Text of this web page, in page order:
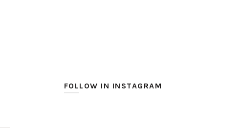
FOLLOW IN INSTAGRAM